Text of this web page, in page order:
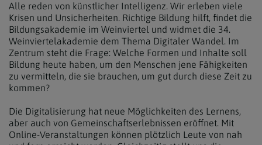
Alle reden von künstlicher Intelligenz. Wir erleben viele
Krisen und Unsicherheiten. Richtige Bildung hilft, findet die
Bildungsakademie im Weinviertel und widmet die 34.
Weinviertelakademie dem Thema Digitaler Wandel. Im
Zentrum steht die Frage: Welche Formen und Inhalte soll
Bildung heute haben, um den Menschen jene Fähigkeiten
zu vermitteln, die sie brauchen, um gut durch diese Zeit zu
kommen?
Die Digitalisierung hat neue Möglichkeiten des Lernens,
aber auch von Gemeinschaftserlebnissen eröffnet. Mit
Online-Veranstaltungen können plötzlich Leute von nah